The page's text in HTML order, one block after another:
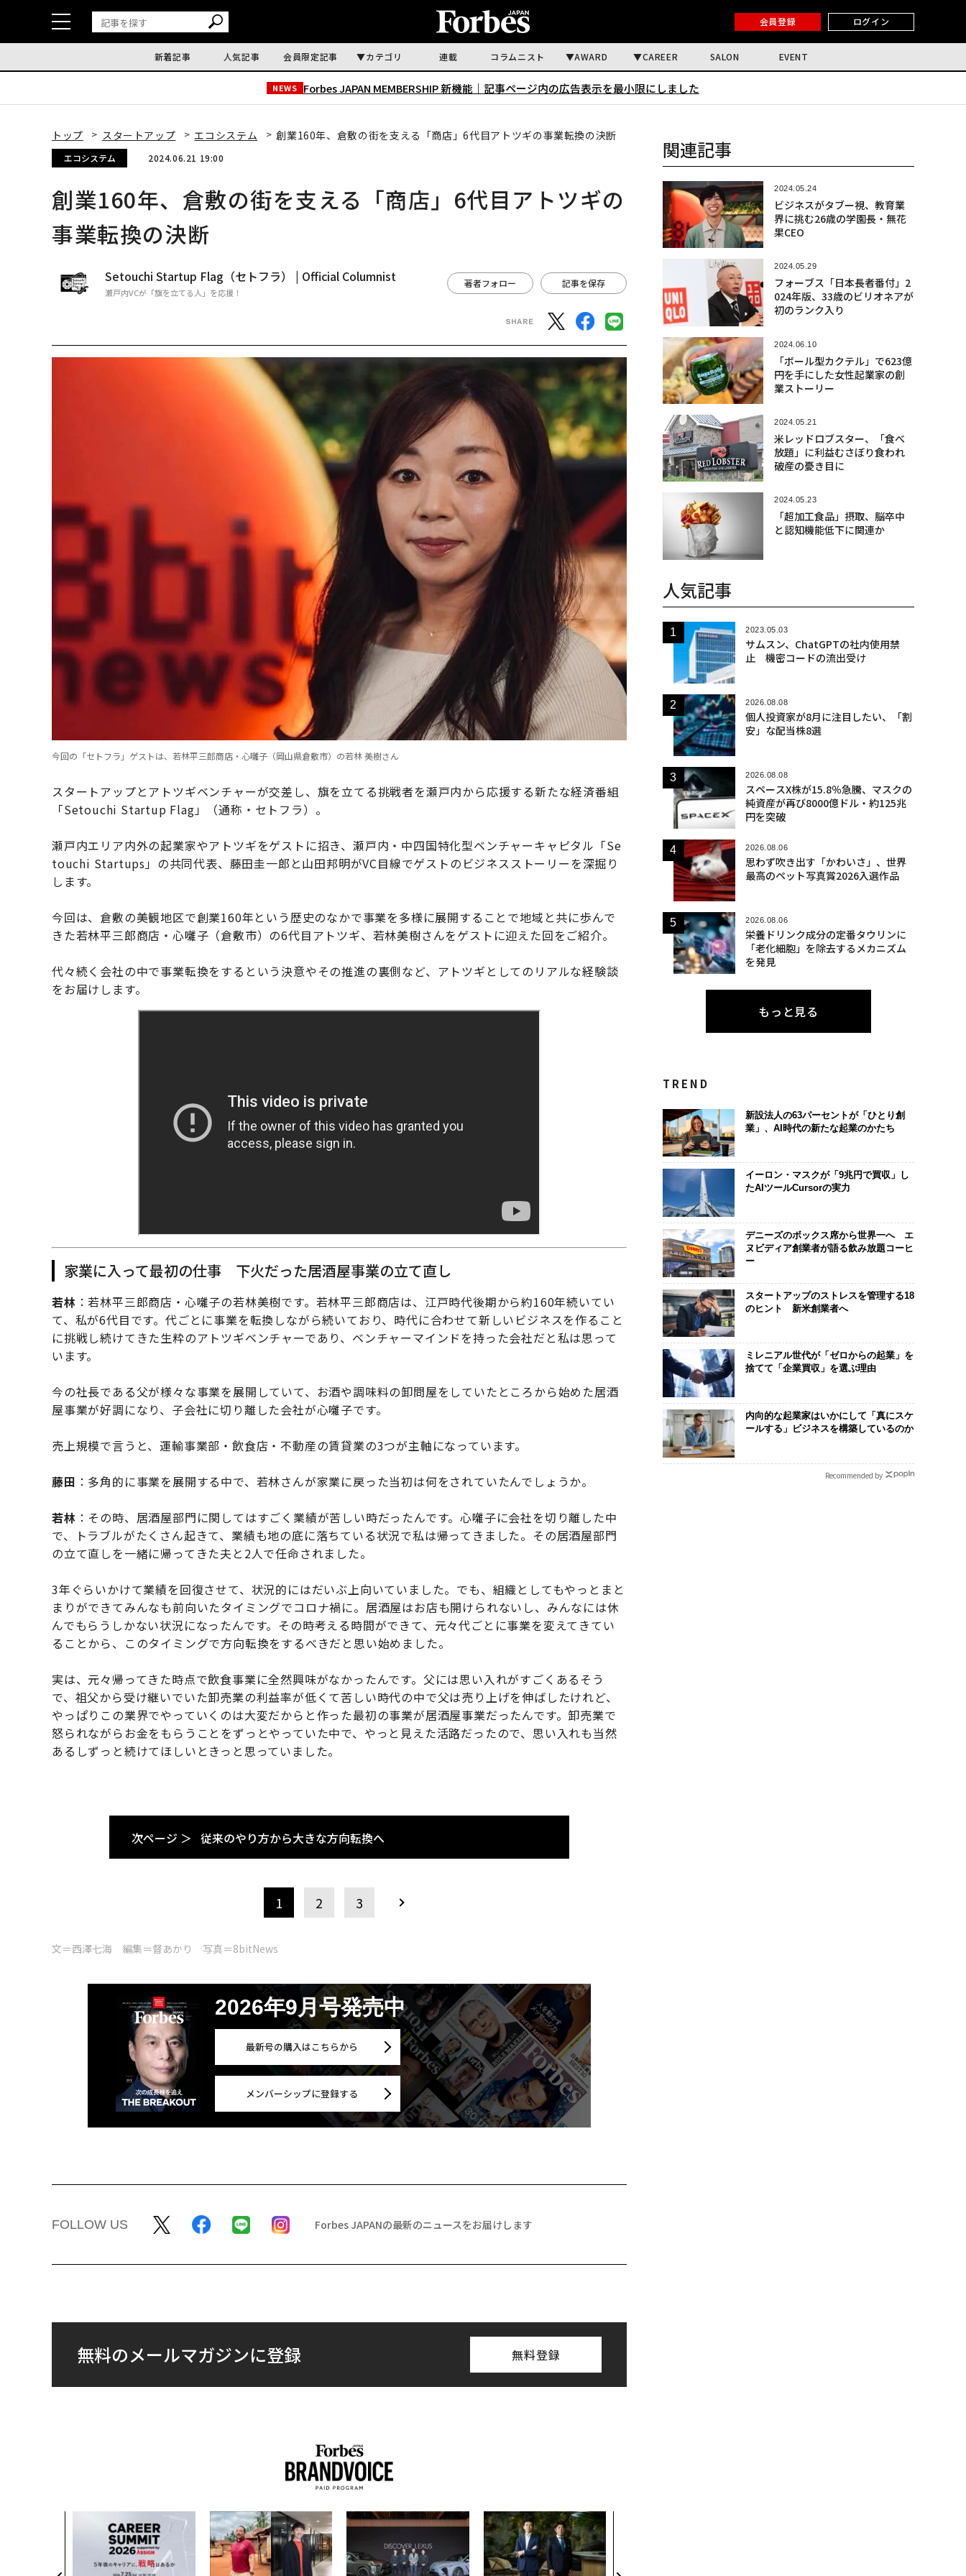
会員登録 ログイン
新着記事 人気記事 会員限定記事 カテゴリ 連載 コラムニスト AWARD CAREER SALON EVENT
NEWS Forbes JAPAN MEMBERSHIP 新機能｜ 記事ページ内の広告表示を最小限にしました
トップ スタートアップ エコシステム 創業160年、倉敷の街を支える「商店」6代目アトツギの事業転換の決断
エコシステム 2024.06.21 19:00
創業160年、倉敷の街を支える「商店」6代目アトツギの
事業転換の決断
Setouchi Startup Flag（セトフラ） | Official Columnist
瀬戸内VCが「旗を立てる人」を応援！
著者フォロー 記事を保存
今回の「セトフラ」ゲストは、若林平三郎商店・心囃子（岡山県倉敷市）の若林 美樹さん
スタートアップとアトツギベンチャーが交差し、旗を立てる挑戦者を瀬戸内から応援する新たな経済番組
「Setouchi Startup Flag」（通称・セトフラ）。
瀬戸内エリア内外の起業家やアトツギをゲストに招き、瀬戸内・中四国特化型ベンチャーキャピタル「Se
touchi Startups」の共同代表、藤田圭一郎と山田邦明がVC目線でゲストのビジネスストーリーを深掘り
します。
今回は、倉敷の美観地区で創業160年という歴史のなかで事業を多様に展開することで地域と共に歩んで
きた若林平三郎商店・心囃子（倉敷市）の6代目アトツギ、若林美樹さんをゲストに迎えた回をご紹介。
代々続く会社の中で事業転換をするという決意やその推進の裏側など、アトツギとしてのリアルな経験談
をお届けします。
家業に入って最初の仕事 下火だった居酒屋事業の立て直し
若林 ：若林平三郎商店・心囃子の若林美樹です。若林平三郎商店は、江戸時代後期から約160年続いてい
て、私が6代目です。代ごとに事業を転換しながら続いており、時代に合わせて新しいビジネスを作ること
に挑戦し続けてきた生粋のアトツギベンチャーであり、ベンチャーマインドを持った会社だと私は思って
います。
今の社長である父が様々な事業を展開していて、お酒や調味料の卸問屋をしていたところから始めた居酒
屋事業が好調になり、子会社に切り離した会社が心囃子です。
売上規模で言うと、運輸事業部・飲食店・不動産の賃貸業の3つが主軸になっています。
藤田 ：多角的に事業を展開する中で、若林さんが家業に戻った当初は何をされていたんでしょうか。
若林 ：その時、居酒屋部門に関してはすごく業績が苦しい時だったんです。心囃子に会社を切り離した中
で、トラブルがたくさん起きて、業績も地の底に落ちている状況で私は帰ってきました。その居酒屋部門
の立て直しを一緒に帰ってきた夫と2人で任命されました。
3年ぐらいかけて業績を回復させて、状況的にはだいぶ上向いていました。でも、組織としてもやっとまと
まりができてみんなも前向いたタイミングでコロナ禍に。居酒屋はお店も開けられないし、みんなには休
んでもらうしかない状況になったんです。その時考える時間ができて、元々代ごとに事業を変えてきてい
ることから、このタイミングで方向転換をするべきだと思い始めました。
実は、元々帰ってきた時点で飲食事業に全然興味がなかったんです。父には思い入れがすごくあるそう
で、祖父から受け継いでいた卸売業の利益率が低くて苦しい時代の中で父は売り上げを伸ばしたけれど、
やっぱりこの業界でやっていくのは大変だからと作った最初の事業が居酒屋事業だったんです。卸売業で
怒られながらお金をもらうことをずっとやっていた中で、やっと見えた活路だったので、思い入れも当然
あるしずっと続けてほしいときっと思っていました。
次ページ ＞ 従来のやり方から大きな方向転換へ
1 2 3
文＝西澤七海 編集＝督あかり 写真＝8bitNews
2026年9月号発売中
最新号の購入はこちらから
メンバーシップに登録する
FOLLOW US Forbes JAPANの最新のニュースをお届けします
無料のメールマガジンに登録 無料登録
関連記事
2024.05.24
ビジネスがタブー視、教育業
界に挑む26歳の学園長・無花
果CEO
2024.05.29
フォーブス「日本長者番付」2
024年版、33歳のビリオネアが
初のランク入り
2024.06.10
「ボール型カクテル」で623億
円を手にした女性起業家の創
業ストーリー
2024.05.21
米レッドロブスター、「食べ
放題」に利益むさぼり食われ
破産の憂き目に
2024.05.23
「超加工食品」摂取、脳卒中
と認知機能低下に関連か
人気記事
2023.05.03
サムスン、ChatGPTの社内使用禁
止 機密コードの流出受け
2026.08.08
個人投資家が8月に注目したい、「割
安」な配当株8選
2026.08.08
スペースX株が15.8％急騰、マスクの
純資産が再び8000億ドル・約125兆
円を突破
2026.08.06
思わず吹き出す「かわいさ」、世界
最高のペット写真賞2026入選作品
2026.08.06
栄養ドリンク成分の定番タウリンに
「老化細胞」を除去するメカニズム
を発見
もっと見る
TREND
新設法人の63パーセントが「ひとり創
業」、AI時代の新たな起業のかたち
イーロン・マスクが「9兆円で買収」し
たAIツールCursorの実力
デニーズのボックス席から世界一へ エ
ヌビディア創業者が語る飲み放題コーヒ
ー
スタートアップのストレスを管理する18
のヒント 新米創業者へ
ミレニアル世代が「ゼロからの起業」を
捨てて「企業買収」を選ぶ理由
内向的な起業家はいかにして「真にスケ
ールする」ビジネスを構築しているのか
Recommended by